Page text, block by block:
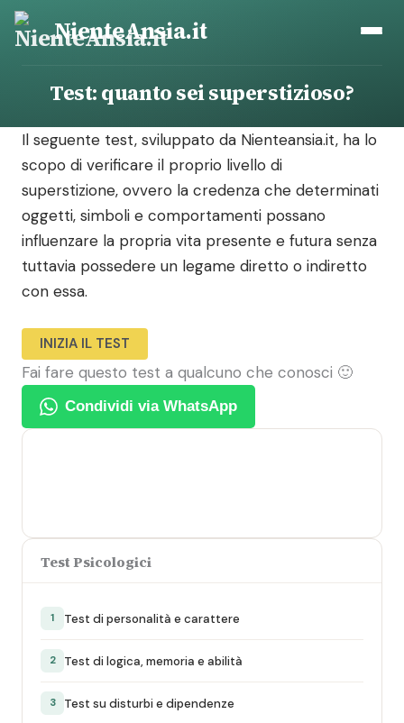
Vai
NienteAnsia.it
Test: quanto sei superstizioso?
Il seguente test, sviluppato da Nienteansia.it, ha lo
scopo di verificare il proprio livello di
superstizione, ovvero la credenza che determinati
oggetti, simboli e comportamenti possano
influenzare la propria vita presente e futura senza
tuttavia possedere un legame diretto o indiretto
con essa.
INIZIA IL TEST
Fai fare questo test a qualcuno che conosci 🙂
Condividi via WhatsApp
Test Psicologici
1 Test di personalità e carattere
2 Test di logica, memoria e abilità
3 Test su disturbi e dipendenze